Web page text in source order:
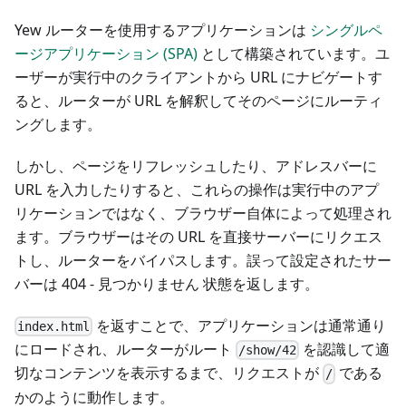
Yew ルーターを使用するアプリケーションは シングルペ
ージアプリケーション (SPA) として構築されています。ユ
ーザーが実行中のクライアントから URL にナビゲートす
ると、ルーターが URL を解釈してそのページにルーティ
ングします。
しかし、ページをリフレッシュしたり、アドレスバーに
URL を入力したりすると、これらの操作は実行中のアプ
リケーションではなく、ブラウザー自体によって処理され
ます。ブラウザーはその URL を直接サーバーにリクエス
トし、ルーターをバイパスします。誤って設定されたサー
バーは 404 - 見つかりません 状態を返します。
index.html
を返すことで、アプリケーションは通常通り
にロードされ、ルーターがルート
/show/42 を認識して適
切なコンテンツを表示するまで、リクエストが / である
かのように動作します。